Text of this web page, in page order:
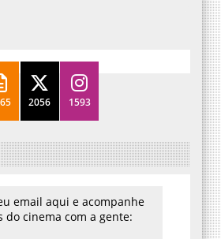
2056 1593
email aqui e acompanhe
do cinema com a gente: